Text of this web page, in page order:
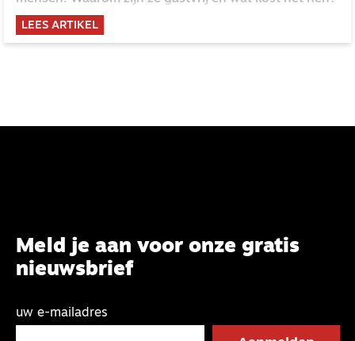
LEES ARTIKEL
Meld je aan voor onze gratis
nieuwsbrief
uw e-mailadres